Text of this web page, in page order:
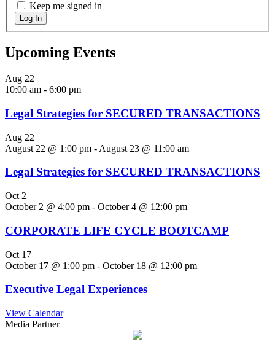
Keep me signed in
Log In
Upcoming Events
Aug 22
10:00 am - 6:00 pm
Legal Strategies for SECURED TRANSACTIONS
Aug 22
August 22 @ 1:00 pm - August 23 @ 11:00 am
Legal Strategies for SECURED TRANSACTIONS
Oct 2
October 2 @ 4:00 pm - October 4 @ 12:00 pm
CORPORATE LIFE CYCLE BOOTCAMP
Oct 17
October 17 @ 1:00 pm - October 18 @ 12:00 pm
Executive Legal Experiences
View Calendar
Media Partner